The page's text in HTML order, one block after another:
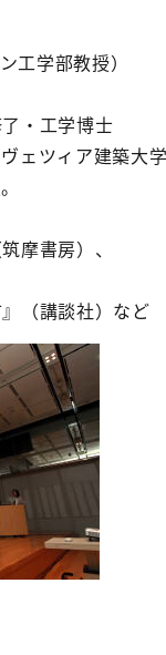
工学部教授）
・工学博士
ェツィア建築大
摩書房）、
（講談社）など